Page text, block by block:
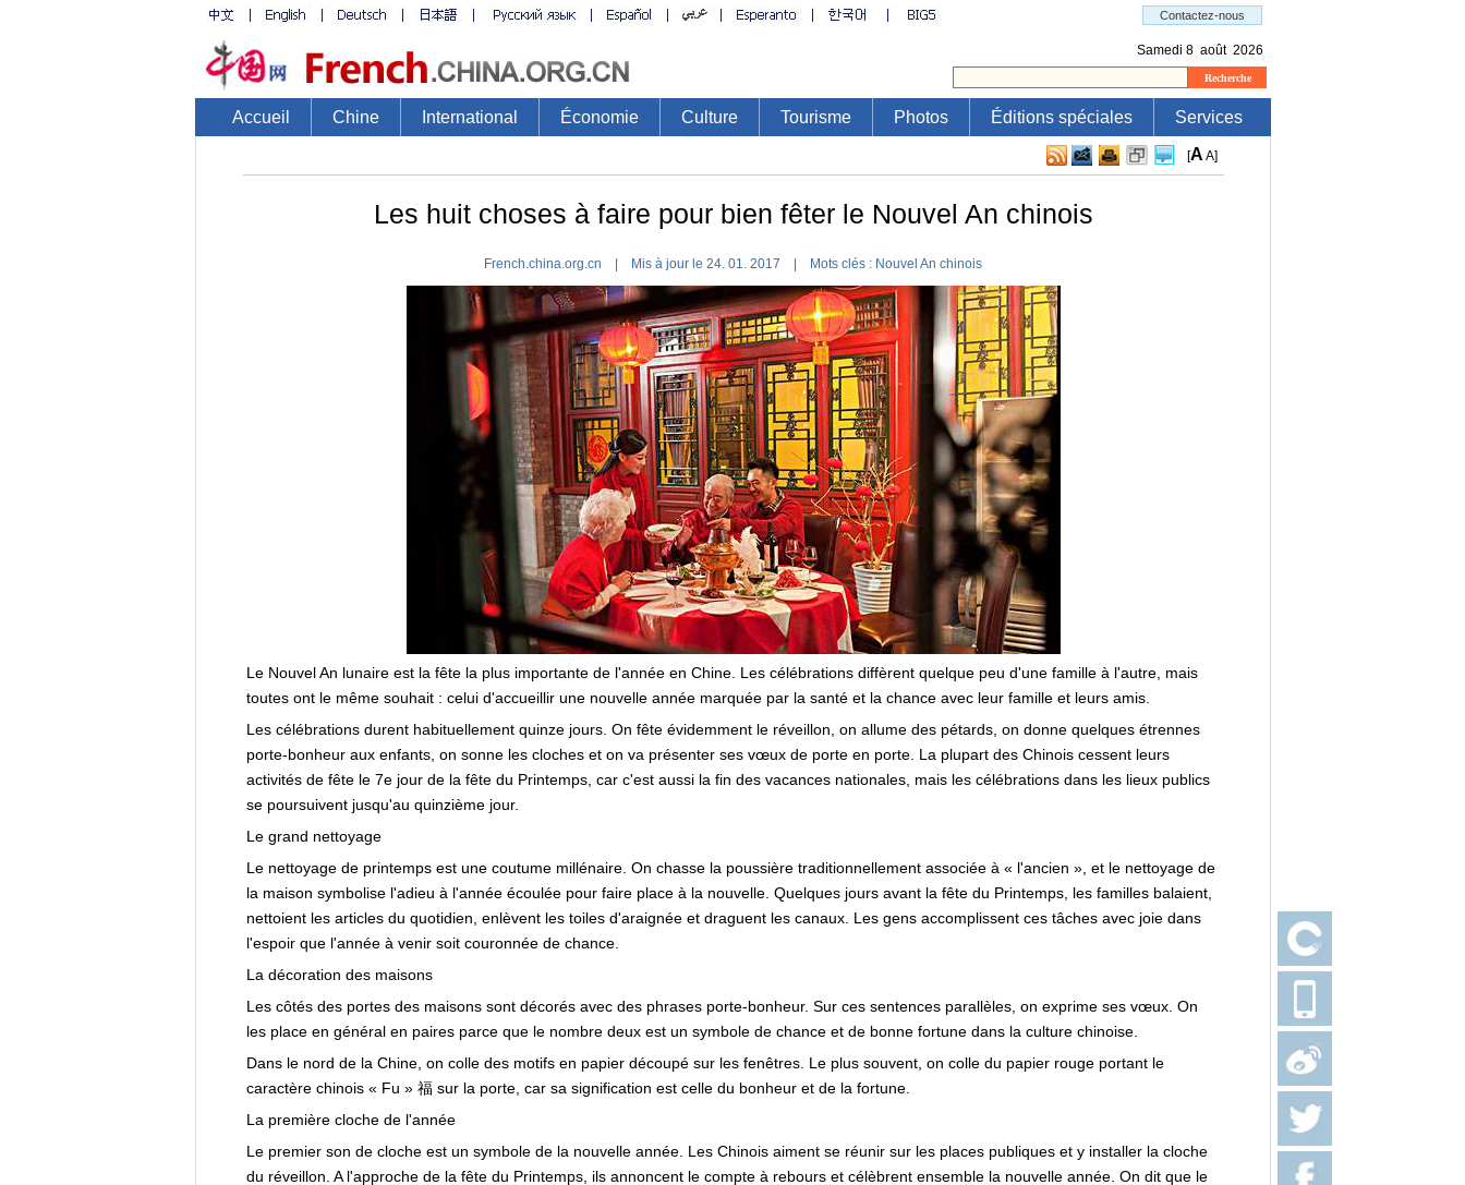
Accueil Chine International Économie Culture Tourisme Photos Éditions spéciales Services
[A A]
Les huit choses à faire pour bien fêter le Nouvel An chinois
French.china.org.cn | Mis à jour le 24. 01. 2017 | Mots clés : Nouvel An chinois
Le Nouvel An lunaire est la fête la plus importante de l'année en Chine. Les célébrations diffèrent quelque peu d'une famille à l'autre, mais
toutes ont le même souhait : celui d'accueillir une nouvelle année marquée par la santé et la chance avec leur famille et leurs amis.
Les célébrations durent habituellement quinze jours. On fête évidemment le réveillon, on allume des pétards, on donne quelques étrennes
porte-bonheur aux enfants, on sonne les cloches et on va présenter ses vœux de porte en porte. La plupart des Chinois cessent leurs
activités de fête le 7e jour de la fête du Printemps, car c'est aussi la fin des vacances nationales, mais les célébrations dans les lieux publics
se poursuivent jusqu'au quinzième jour.
Le grand nettoyage
Le nettoyage de printemps est une coutume millénaire. On chasse la poussière traditionnellement associée à « l'ancien », et le nettoyage de
la maison symbolise l'adieu à l'année écoulée pour faire place à la nouvelle. Quelques jours avant la fête du Printemps, les familles balaient,
nettoient les articles du quotidien, enlèvent les toiles d'araignée et draguent les canaux. Les gens accomplissent ces tâches avec joie dans
l'espoir que l'année à venir soit couronnée de chance.
La décoration des maisons
Les côtés des portes des maisons sont décorés avec des phrases porte-bonheur. Sur ces sentences parallèles, on exprime ses vœux. On
les place en général en paires parce que le nombre deux est un symbole de chance et de bonne fortune dans la culture chinoise.
Dans le nord de la Chine, on colle des motifs en papier découpé sur les fenêtres. Le plus souvent, on colle du papier rouge portant le
caractère chinois « Fu » 福 sur la porte, car sa signification est celle du bonheur et de la fortune.
La première cloche de l'année
Le premier son de cloche est un symbole de la nouvelle année. Les Chinois aiment se réunir sur les places publiques et y installer la cloche
du réveillon. A l'approche de la fête du Printemps, ils annoncent le compte à rebours et célèbrent ensemble la nouvelle année. On dit que le